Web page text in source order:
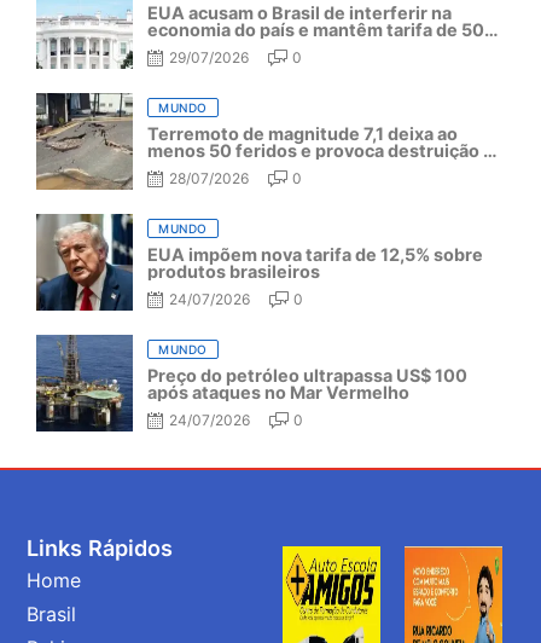
EUA acusam o Brasil de interferir na
economia do país e mantêm tarifa de 50%
por mais um ano
29/07/2026 0
MUNDO
Terremoto de magnitude 7,1 deixa ao
menos 50 feridos e provoca destruição no
Japão
28/07/2026 0
MUNDO
EUA impõem nova tarifa de 12,5% sobre
produtos brasileiros
24/07/2026 0
MUNDO
Preço do petróleo ultrapassa US$ 100
após ataques no Mar Vermelho
24/07/2026 0
Links Rápidos
Home
Brasil